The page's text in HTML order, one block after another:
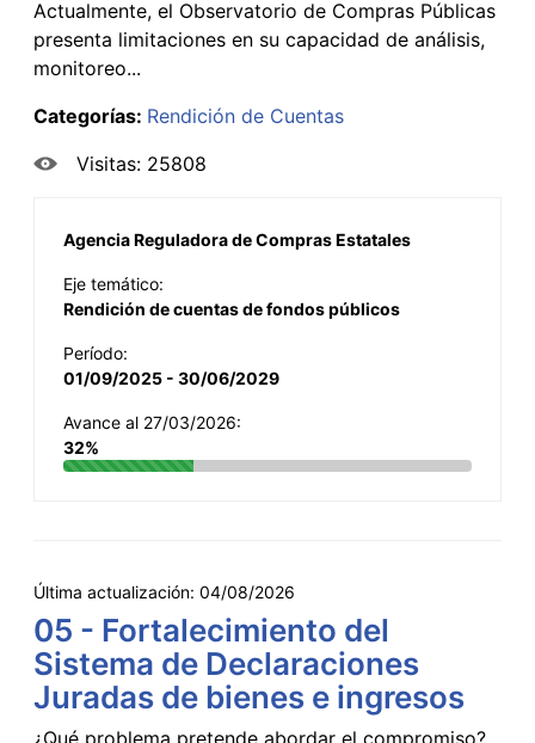
Actualmente, el Observatorio de Compras Públicas
presenta limitaciones en su capacidad de análisis,
monitoreo...
Categorías: Rendición de Cuentas
Visitas: 25808
Agencia Reguladora de Compras Estatales
Eje temático:
Rendición de cuentas de fondos públicos
Período:
01/09/2025 - 30/06/2029
Avance al 27/03/2026:
32%
Última actualización: 04/08/2026
05 - Fortalecimiento del
Sistema de Declaraciones
Juradas de bienes e ingresos
¿Qué problema pretende abordar el compromiso?